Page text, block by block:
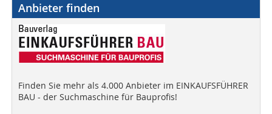
Anbieter finden
Finden Sie mehr als 4.000 Anbieter im EINKAUFSFÜHRER
BAU - der Suchmaschine für Bauprofis!